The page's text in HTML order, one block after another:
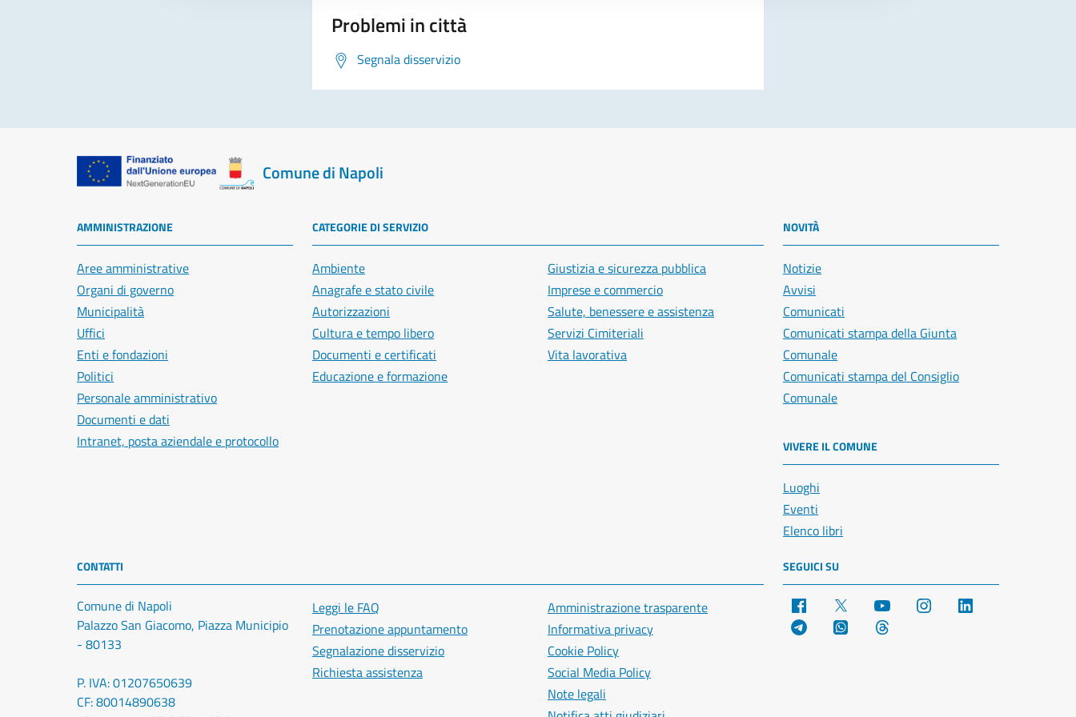
Problemi in città
Segnala disservizio
Comune di Napoli
AMMINISTRAZIONE
Aree amministrative
Organi di governo
Municipalità
Uffici
Enti e fondazioni
Politici
Personale amministrativo
Documenti e dati
Intranet, posta aziendale e protocollo
CATEGORIE DI SERVIZIO
Ambiente
Anagrafe e stato civile
Autorizzazioni
Cultura e tempo libero
Documenti e certificati
Educazione e formazione
Giustizia e sicurezza pubblica
Imprese e commercio
Salute, benessere e assistenza
Servizi Cimiteriali
Vita lavorativa
NOVITÀ
Notizie
Avvisi
Comunicati
Comunicati stampa della Giunta
Comunale
Comunicati stampa del Consiglio
Comunale
VIVERE IL COMUNE
Luoghi
Eventi
Elenco libri
CONTATTI
Comune di Napoli
Palazzo San Giacomo, Piazza Municipio
- 80133
P. IVA: 01207650639
CF: 80014890638
Leggi le FAQ
Prenotazione appuntamento
Segnalazione disservizio
Richiesta assistenza
Amministrazione trasparente
Informativa privacy
Cookie Policy
Social Media Policy
Note legali
SEGUICI SU
Facebook YouTube Instagram
Telegram WhatsApp